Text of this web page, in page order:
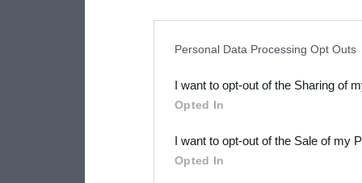
Downstream Participants
third parties.
Please note that this
Personal Data Processing Opt Outs
I want to opt-out of the Sharing of
Opted In
I want to opt-out of the Sale of my
Opted In